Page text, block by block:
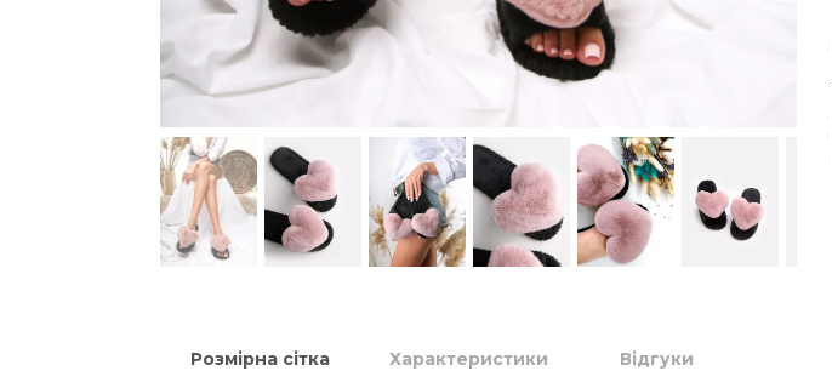
Розмірна сітка Характеристики Відгуки